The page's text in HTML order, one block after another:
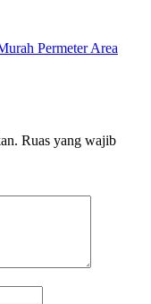
Permeter Area
Ruas yang wajib